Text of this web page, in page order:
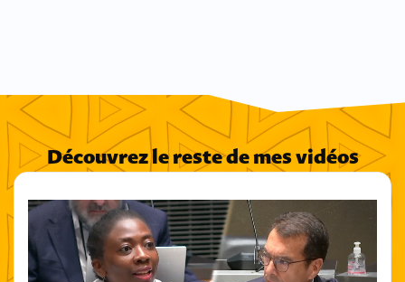
Découvrez le reste de mes vidéos